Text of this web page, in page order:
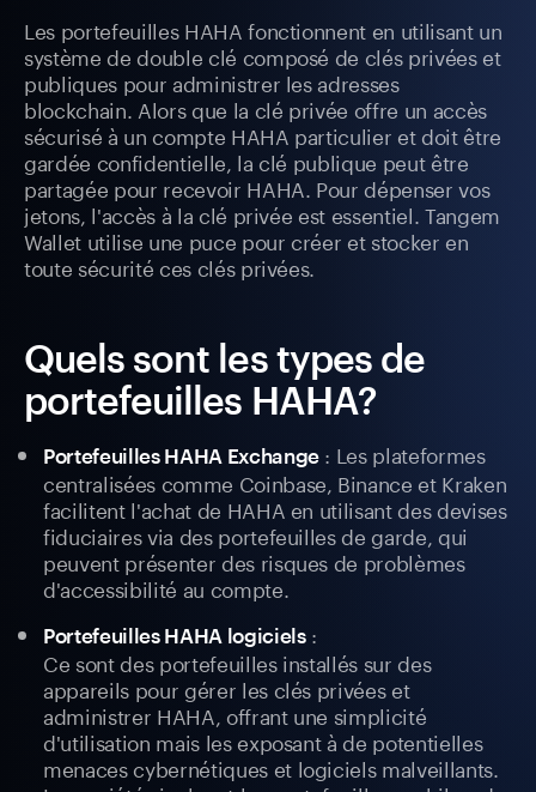
Les portefeuilles HAHA fonctionnent en utilisant un
système de double clé composé de clés privées et
publiques pour administrer les adresses
blockchain. Alors que la clé privée offre un accès
sécurisé à un compte HAHA particulier et doit être
gardée confidentielle, la clé publique peut être
partagée pour recevoir HAHA. Pour dépenser vos
jetons, l'accès à la clé privée est essentiel. Tangem
Wallet utilise une puce pour créer et stocker en
toute sécurité ces clés privées.
Quels sont les types de
portefeuilles HAHA?
Portefeuilles HAHA Exchange: Les plateformes
centralisées comme Coinbase, Binance et Kraken
facilitent l'achat de HAHA en utilisant des devises
fiduciaires via des portefeuilles de garde, qui
peuvent présenter des risques de problèmes
d'accessibilité au compte.
Portefeuilles HAHA logiciels:
Ce sont des portefeuilles installés sur des
appareils pour gérer les clés privées et
administrer HAHA, offrant une simplicité
d'utilisation mais les exposant à de potentielles
menaces cybernétiques et logiciels malveillants.